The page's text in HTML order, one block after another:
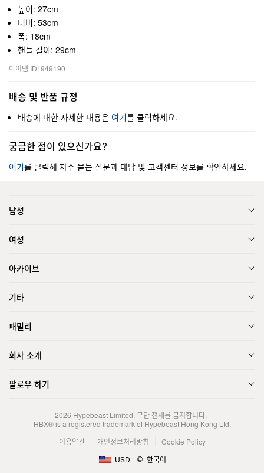
높이: 27cm
너비: 53cm
폭: 18cm
핸들 길이: 29cm
아이템 ID: 949190
배송 및 반품 규정
배송에 대한 자세한 내용은 여기를 클릭하세요.
궁금한 점이 있으신가요?
여기를 클릭해 자주 묻는 질문과 대답 및 고객센터 정보를 확인하세요.
남성
여성
아카이브
기타
패밀리
회사 소개
팔로우 하기
2026 Hypebeast Limited. 무단 전재를 금지합니다.
HBX® is a registered trademark of Hypebeast Hong Kong Ltd.
이용약관
개인정보처리방침
Cookie Policy
USD
한국어